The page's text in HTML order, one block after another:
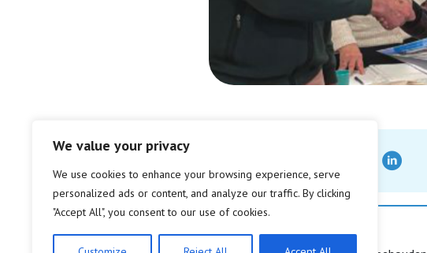
We value your privacy
We use cookies to enhance your browsing experience, serve
personalized ads or content, and analyze our traffic. By clicking
"Accept All", you consent to our use of cookies.